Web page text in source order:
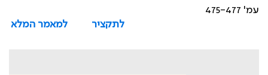
עמ' 475-477
לתקציר
למאמר המלא